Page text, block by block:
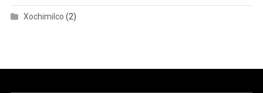
Xochimilco (2)